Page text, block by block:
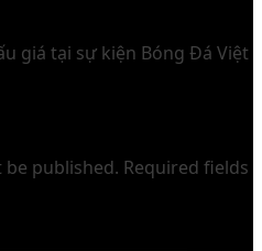
giá tại sự kiện Bóng Đá Việt
published. Required fields